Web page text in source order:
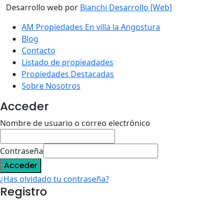
Desarrollo web por Bianchi Desarrollo [Web]
AM Propiedades En villa la Angostura
Blog
Contacto
Listado de propieadades
Propiedades Destacadas
Sobre Nosotros
Acceder
Nombre de usuario o correo electrónico
Contraseña
Acceder
¿Has olvidado tu contraseña?
Registro